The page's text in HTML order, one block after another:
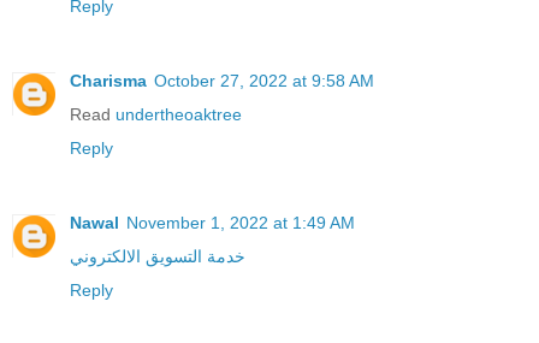
Reply
Charisma October 27, 2022 at 9:58 AM
Read undertheoaktree
Reply
Nawal November 1, 2022 at 1:49 AM
خدمة التسويق الالكتروني
Reply